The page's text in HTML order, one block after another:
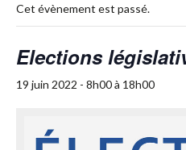
Cet évènement est passé.
Elections
19 juin 2022 - 8h00à 18h00